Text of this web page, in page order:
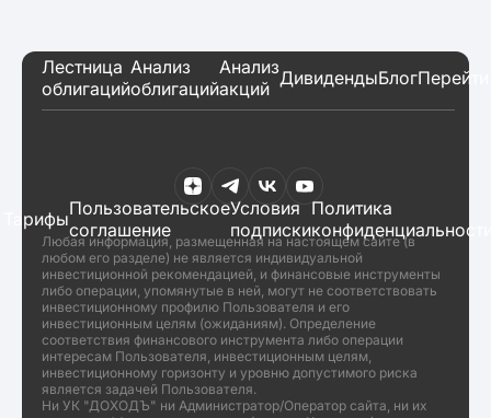
Лестница
облигаций
Анализ
облигаций
Анализ
акций ДивидендыБлог
ТарифыПользовательское
соглашение
Условия
подписки
Политика
Любая информация, размещенная на настоящем сайте (в
любом его разделе) не является индивидуальной
инвестиционной рекомендацией, и финансовые инструменты
либо операции, упомянутые в ней, могут не соответствовать
инвестиционному профилю Пользователя и его
инвестиционным целям (ожиданиям). Определение
соответствия финансового инструмента либо операции
интересам Пользователя, инвестиционным целям,
инвестиционному горизонту и уровню допустимого риска
является задачей Пользователя.
Ни УК "ДОХОДЪ" ни Администратор/Оператор сайта, ни их